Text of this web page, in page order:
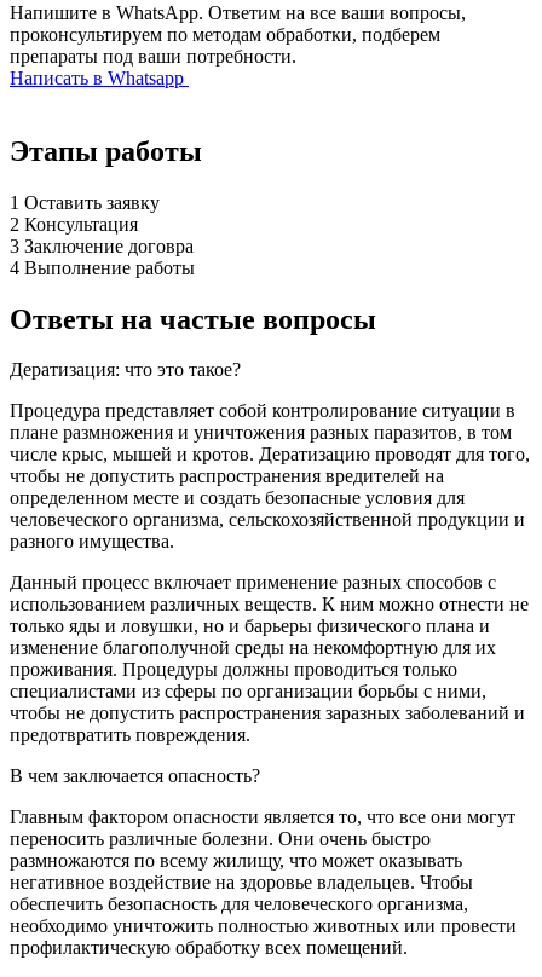
Напишите в WhatsApp. Ответим на все ваши вопросы,
проконсультируем по методам обработки, подберем
препараты под ваши потребности.
Написать в Whatsapp
Этапы работы
1 Оставить заявку
2 Консультация
3 Заключение договра
4 Выполнение работы
Ответы на частые вопросы
Дератизация: что это такое?
Процедура представляет собой контролирование ситуации в
плане размножения и уничтожения разных паразитов, в том
числе крыс, мышей и кротов. Дератизацию проводят для того,
чтобы не допустить распространения вредителей на
определенном месте и создать безопасные условия для
человеческого организма, сельскохозяйственной продукции и
разного имущества.
Данный процесс включает применение разных способов с
использованием различных веществ. К ним можно отнести не
только яды и ловушки, но и барьеры физического плана и
изменение благополучной среды на некомфортную для их
проживания. Процедуры должны проводиться только
специалистами из сферы по организации борьбы с ними,
чтобы не допустить распространения заразных заболеваний и
предотвратить повреждения.
В чем заключается опасность?
Главным фактором опасности является то, что все они могут
переносить различные болезни. Они очень быстро
размножаются по всему жилищу, что может оказывать
негативное воздействие на здоровье владельцев. Чтобы
обеспечить безопасность для человеческого организма,
необходимо уничтожить полностью животных или провести
профилактическую обработку всех помещений.